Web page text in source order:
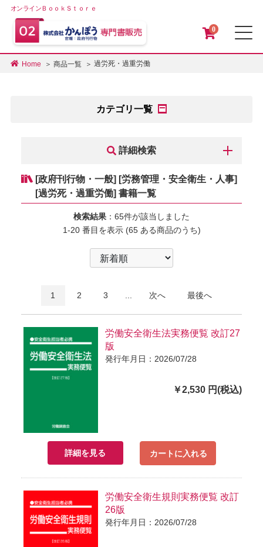
オンラインＢｏｏｋＳｔｏｒｅ
0
Home 商品一覧 過労死・過重労働
カテゴリ一覧
詳細検索
[政府刊行物・一般] [労務管理・安全衛生・人事]
[過労死・過重労働] 書籍一覧
検索結果 ：65件が該当しました
1-20 番目を表示 (65 ある商品のうち)
1 2 3 次へ 最後へ
労働安全衛生法実務便覧 改訂27
版
発行年月日：2026/07/28
￥2,530 円(税込)
詳細を見る カートに入れる
労働安全衛生規則実務便覧 改訂
26版
発行年月日：2026/07/28